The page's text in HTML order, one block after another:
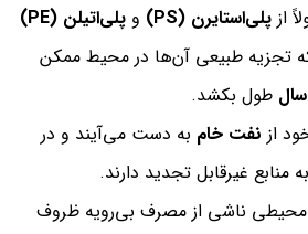
از پلی‌استایرن (PS) و پلی‌اتیلن (PE)
تجزیه طبیعی آن‌ها در محیط ممکن
طول بکشد.
از نفت خام به دست می‌آیند و در
غیرقابل تجدید دارند.
ناشی از مصرف بی‌رویه ظروف